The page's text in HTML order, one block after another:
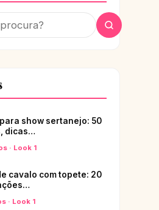
show sertanejo: 50
dicas…
· Look 1
cavalo com topete: 20
· Look 1